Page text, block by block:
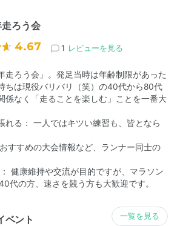
ろう会
4.67 1 レビューを見る
走ろう会」。発足当時は年齢制限があった
ちは現役バリバリ（笑）の40代から80代
係なく「走ることを楽しむ」ことを一番大
る： 一人ではキツい練習も、皆となら
すすめの大会情報など、ランナー同士の
健康維持や交流が目的ですが、マラソン
代の方、速さを競う方も大歓迎です。
ベント 一覧を見る